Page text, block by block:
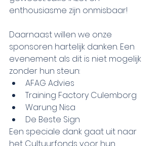
enthousiasme zijn onmisbaar!
Daarnaast willen we onze
sponsoren hartelijk danken. Een
evenement als dit is niet mogelijk
zonder hun steun:
AFAG Advies
Training Factory Culemborg
Warung Nisa
De Beste Sign
Een speciale dank gaat uit naar
het Cultuurfonds voor hun